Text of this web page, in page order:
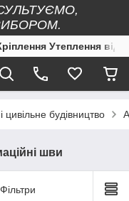
Утеплення
цивільне будівництво
шви
Фільтри